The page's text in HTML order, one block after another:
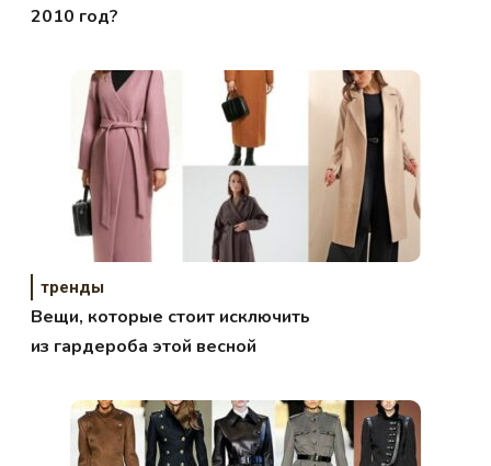
2010 год?
тренды
Вещи, которые стоит исключить
из гардероба этой весной